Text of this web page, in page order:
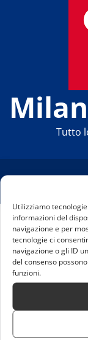
Utilizziamo
informazioni del
navigazione e per
tecnologie ci
navigazione o gli ID
del consenso
funzioni.
Tutto
Home
Filippo
centrale della